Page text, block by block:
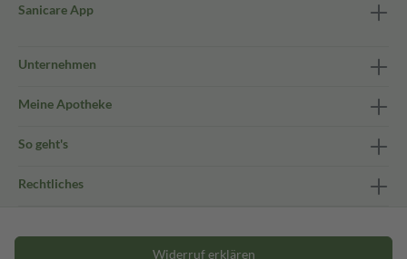
Sanicare App
Unternehmen
Meine Apotheke
So geht's
Rechtliches
Widerruf erklären